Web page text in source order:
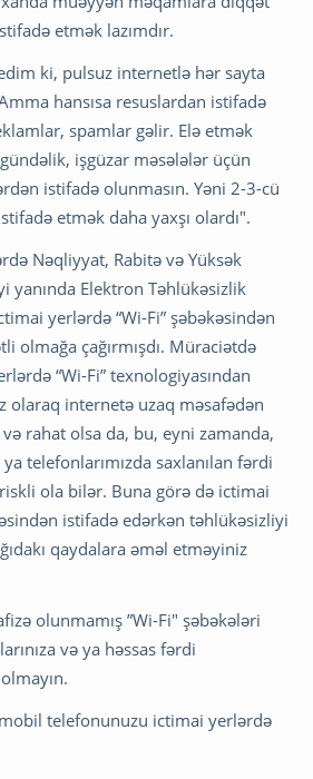
etmək lazımdır.
ki, pulsuz internetlə hər sayta
hansısa resuslardan istifadə
spamlar gəlir. Elə etmək
işgüzar məsələlər üçün
istifadə olunmasın. Yəni 2-3-cü
etmək daha yaxşı olardı".
Nəqliyyat, Rabitə və Yüksək
yanında Elektron Təhlükəsizlik
yerlərdə “Wi-Fi” şəbəkəsindən
olmağa çağırmışdı. Müraciətdə
“Wi-Fi” texnologiyasından
olaraq internetə uzaq məsafədən
rahat olsa da, bu, eyni zamanda,
telefonlarımızda saxlanılan fərdi
ola bilər. Buna görə də ictimai
istifadə edərkən təhlükəsizliyi
qaydalara əməl etməyiniz
olunmamış ”Wi-Fi" şəbəkələri
və ya həssas fərdi
telefonunuzu ictimai yerlərdə